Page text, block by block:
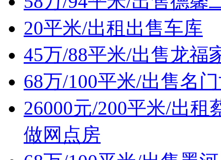
20平米/出租出售车库
45万/88平米/出售龙福
68万/100平米/出售名
26000元/200平米/出
做网点房